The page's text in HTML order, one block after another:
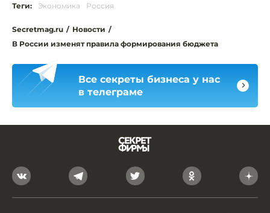
Теги: Экономика Россия
Secretmag.ru / Новости /
В России изменят правила формирования бюджета
Все секреты бизнеса у нас
в телеграме